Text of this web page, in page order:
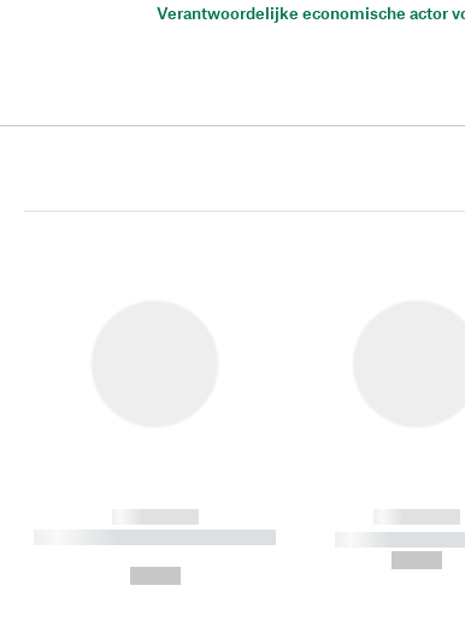
Verantwoordelijke economische actor
------------
----------- ----------- ----------
------------
-----------